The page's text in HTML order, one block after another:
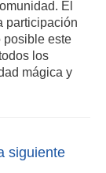
El
participación
posible este
los
mágica y
siguiente